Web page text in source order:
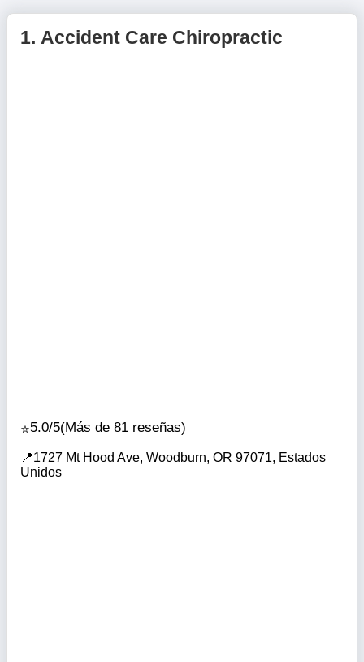
1. Accident Care Chiropractic
5.0/5(Más de 81 reseñas)
1727 Mt Hood Ave, Woodburn, OR 97071, Estados
Unidos